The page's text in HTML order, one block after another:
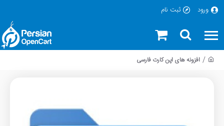
ورود ثبت نام
افزونه های اپن کارت فارسی